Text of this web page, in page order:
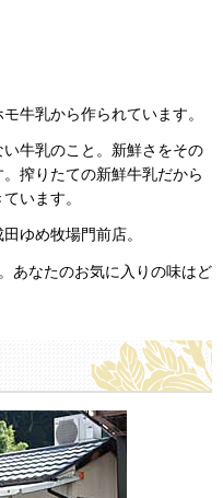
牛乳から作られています。
牛乳のこと。新鮮さをその
搾りたての新鮮牛乳だから
います。
ゆめ牧場門前店。
あなたのお気に入りの味はど